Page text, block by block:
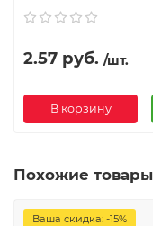
2.57 руб. /шт.
В корзину
Похожие товары
Ваша скидка: -15%